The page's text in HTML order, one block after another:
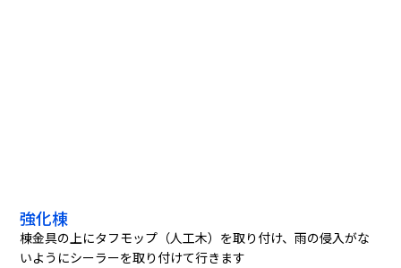
強化棟
棟金具の上にタフモップ（人工木）を取り付け、雨の侵入がな
いようにシーラーを取り付けて行きます